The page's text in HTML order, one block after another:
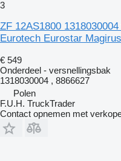
3
ZF 12AS1800
Eurotech Eurostar
€ 549
Onderdeel - versnellingsbak
1318030004 , 8866627
Polen
F.U.H. TruckTrader
Contact opnemen met